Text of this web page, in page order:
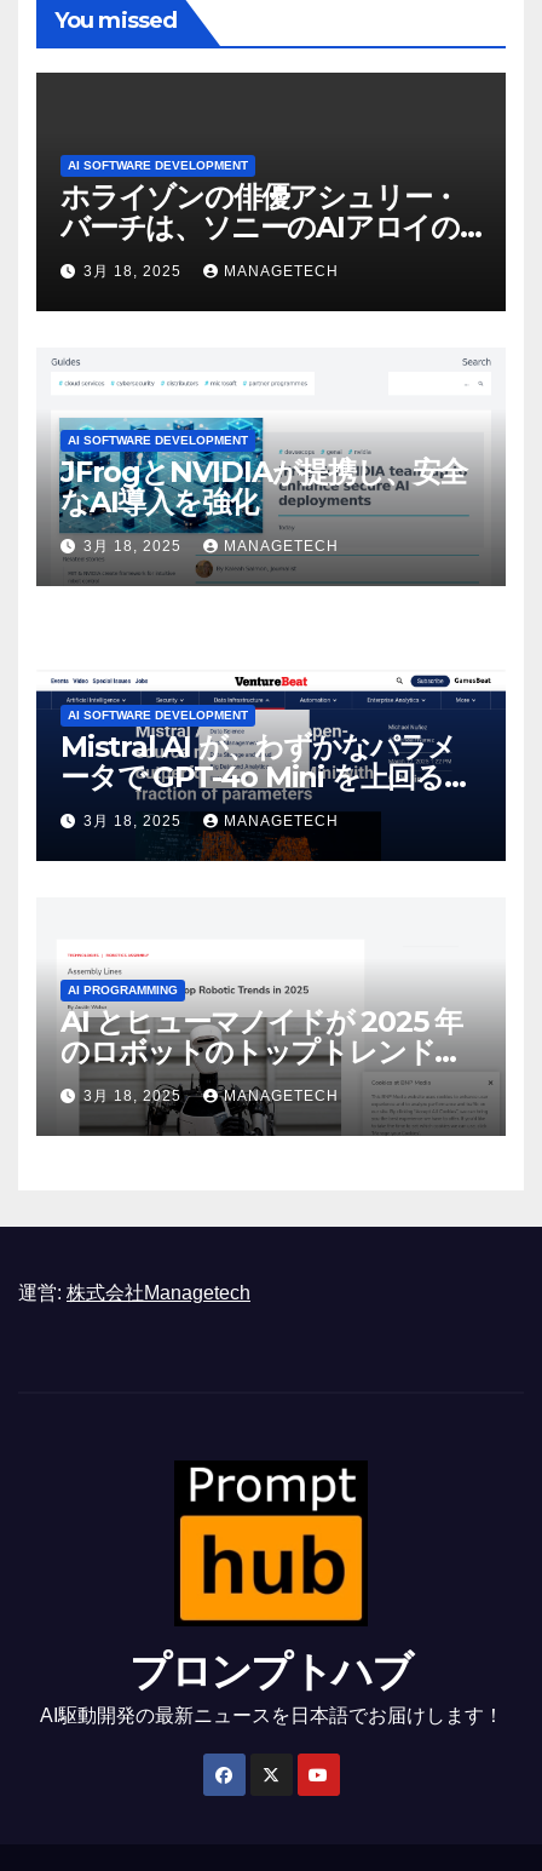
You missed
AI SOFTWARE DEVELOPMENT
ホライゾンの俳優アシュリー・
バーチは、ソニーのAIアロイの
ビデオを見て「ゲームパフォー
マンスという芸術形式に不安を
感じた」と語る – IGN
3月 18, 2025 MANAGETECH
AI SOFTWARE DEVELOPMENT
JFrogとNVIDIAが提携し、安全
なAI導入を強化
3月 18, 2025 MANAGETECH
AI SOFTWARE DEVELOPMENT
Mistral AI が、わずかなパラメ
ータで GPT-4o Mini を上回る新
しいオープンソース モデルをリ
リース | VentureBeat
3月 18, 2025 MANAGETECH
AI PROGRAMMING
AI とヒューマノイドが 2025 年
のロボットのトップトレンドに |
ASSEMBLY
3月 18, 2025 MANAGETECH
運営: 株式会社Managetech
プロンプトハブ
AI駆動開発の最新ニュースを日本語でお届けします！